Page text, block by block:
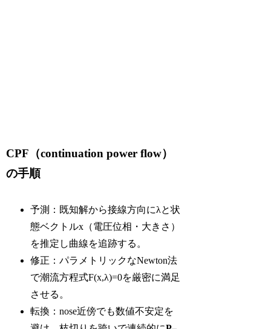
CPF（continuation power flow）
の手順
予測：既知解から接線方向にλと状
態ベクトルx（電圧位相・大きさ）
を推定し曲線を追跡する。
修正：パラメトリックなNewton法
で潮流方程式F(x,λ)=0を厳密に満足
させる。
転換：nose近傍でも数値不安定を